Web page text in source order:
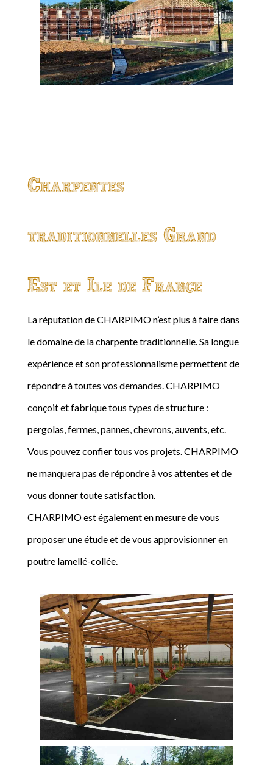
Charpentes
traditionnelles Grand
Est et Ile de France
La réputation de CHARPIMO n’est plus à faire dans
le domaine de la charpente traditionnelle. Sa longue
expérience et son professionnalisme permettent de
répondre à toutes vos demandes. CHARPIMO
conçoit et fabrique tous types de structure :
pergolas, fermes, pannes, chevrons, auvents, etc.
Vous pouvez confier tous vos projets. CHARPIMO
ne manquera pas de répondre à vos attentes et de
vous donner toute satisfaction.
CHARPIMO est également en mesure de vous
proposer une étude et de vous approvisionner en
poutre lamellé-collée.